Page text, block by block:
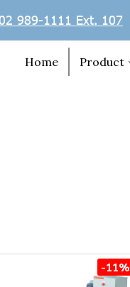
989-1111 Ext. 107
Home Product
-11%